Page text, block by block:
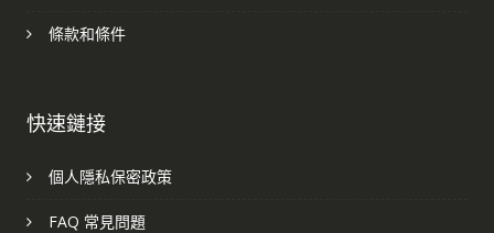
條款和條件
快速鏈接
個人隱私保密政策
FAQ 常見問題